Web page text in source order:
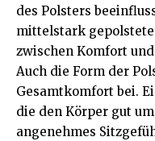
des Polsters
mittelstark
zwischen Komfort
Auch die Form der
Gesamtkomfort bei.
die den Körper gut
angenehmes